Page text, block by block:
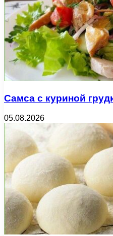
Самса с куриной
05.08.2026